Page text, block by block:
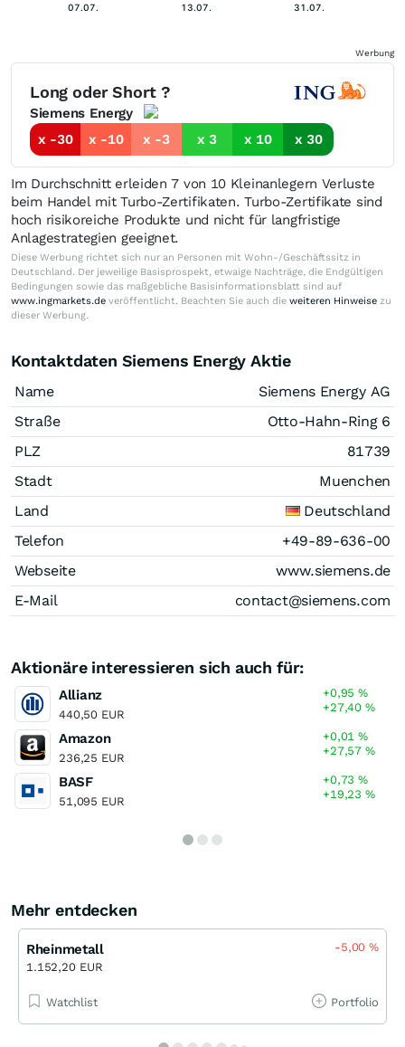
07.07. 13.07. 31.07.
Werbung
Long oder Short ?
Siemens Energy
x -30
x -10 x -3 x 3 x 10 x 30
Im Durchschnitt erleiden 7 von 10 Kleinanlegern Verluste
beim Handel mit Turbo-Zertifikaten. Turbo-Zertifikate sind
hoch risikoreiche Produkte und nicht für langfristige
Anlagestrategien geeignet.
Diese Werbung richtet sich nur an Personen mit Wohn-/Geschäftssitz in
Deutschland. Der jeweilige Basisprospekt, etwaige Nachträge, die Endgültigen
Bedingungen sowie das maßgebliche Basisinformationsblatt sind auf
www.ingmarkets.de veröffentlicht. Beachten Sie auch die weiteren Hinweise zu
dieser Werbung.
Kontaktdaten Siemens Energy Aktie
Name
Siemens Energy AG
Straße
Otto-Hahn-Ring 6
PLZ
81739
Stadt
Muenchen
Land
Deutschland
Telefon
+49-89-636-00
Webseite
www.siemens.de
E-Mail
contact@siemens.com
Aktionäre interessieren sich auch für:
Allianz
440,50 EUR
+0,95%
+27,40%
Amazon
236,25 EUR
+0,01%
+27,57%
BASF
51,095 EUR
+0,73%
+19,23%
Mehr entdecken
Rheinmetall
1.152,20 EUR
-5,00%
Watchlist Portfolio